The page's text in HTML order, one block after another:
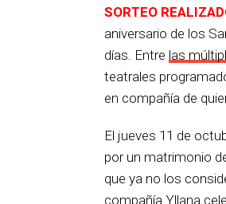
SORTEO
aniversario de los
días. Entre las
teatrales
en compañía de
El jueves 11 de
por un matrimonio
que ya no los
compañía Yllana